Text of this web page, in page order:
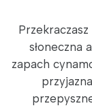
słoneczna
zapach